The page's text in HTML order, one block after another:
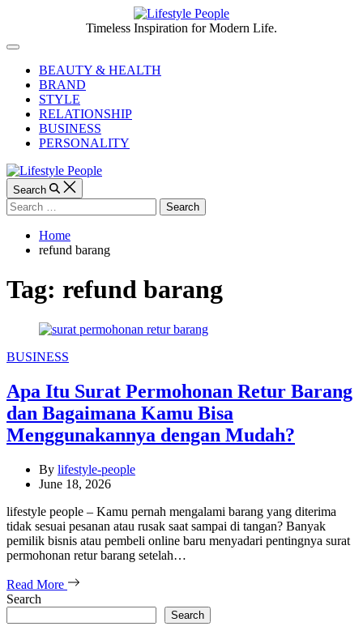
content
People
Timeless Inspiration for Modern Life.
Off
CanvasBEAUTY & HEALTH
BRAND
STYLE
RELATIONSHIP
BUSINESS
PERSONALITY
Search
Search
for:
Home
refund barang
Tag: refund barang
Categories
BUSINESS
Apa Itu Surat Permohonan Retur Barang
dan Bagaimana Kamu Bisa
Menggunakannya dengan Mudah?
By lifestyle-people
June 18, 2026
lifestyle people – Kamu pernah mengalami barang yang diterima
tidak sesuai pesanan atau rusak saat sampai di tangan? Banyak
pemilik bisnis atau pembeli online baru menyadari pentingnya surat
permohonan retur barang setelah…
Read More
Search
Search